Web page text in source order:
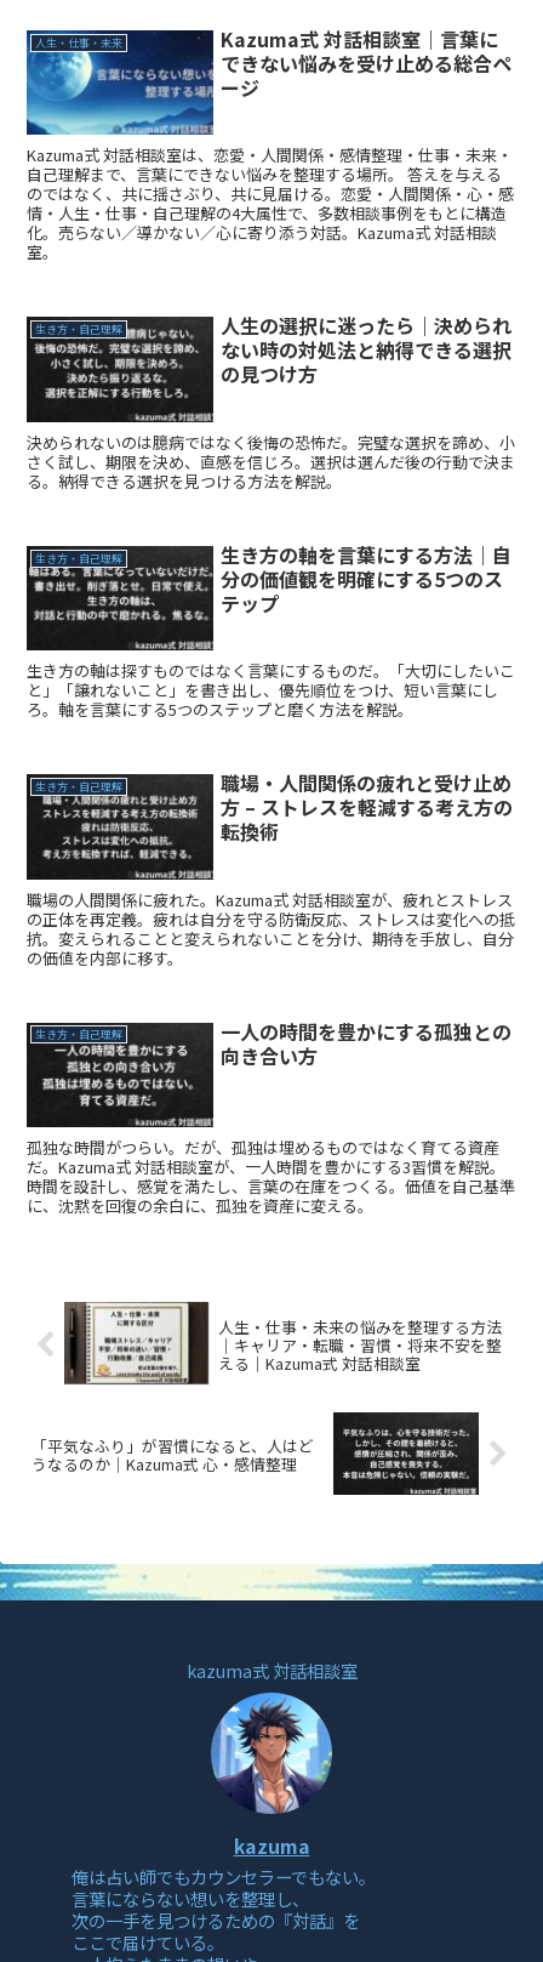
人生・仕事・未来
Kazuma式 対話相談室｜言葉に
できない悩みを受け止める総合ペ
ージ
Kazuma式 対話相談室は、恋愛・人間関係・感情整理・仕事・未来・
自己理解まで、言葉にできない悩みを整理する場所。 答えを与える
のではなく、共に揺さぶり、共に見届ける。恋愛・人間関係・心・感
情・人生・仕事・自己理解の4大属性で、多数相談事例をもとに構造
化。売らない／導かない／心に寄り添う対話。Kazuma式 対話相談
室。
生き方・自己理解
人生の選択に迷ったら｜決められ
ない時の対処法と納得できる選択
の見つけ方
決められないのは臆病ではなく後悔の恐怖だ。完璧な選択を諦め、小
さく試し、期限を決め、直感を信じろ。選択は選んだ後の行動で決ま
る。納得できる選択を見つける方法を解説。
生き方・自己理解
生き方の軸を言葉にする方法｜自
分の価値観を明確にする5つのス
テップ
生き方の軸は探すものではなく言葉にするものだ。「大切にしたいこ
と」「譲れないこと」を書き出し、優先順位をつけ、短い言葉にし
ろ。軸を言葉にする5つのステップと磨く方法を解説。
生き方・自己理解
職場・人間関係の疲れと受け止め
方 – ストレスを軽減する考え方の
転換術
職場の人間関係に疲れた。Kazuma式 対話相談室が、疲れとストレス
の正体を再定義。疲れは自分を守る防衛反応、ストレスは変化への抵
抗。変えられることと変えられないことを分け、期待を手放し、自分
の価値を内部に移す。
生き方・自己理解
一人の時間を豊かにする孤独との
向き合い方
孤独な時間がつらい。だが、孤独は埋めるものではなく育てる資産
だ。Kazuma式 対話相談室が、一人時間を豊かにする3習慣を解説。
時間を設計し、感覚を満たし、言葉の在庫をつくる。価値を自己基準
に、沈黙を回復の余白に、孤独を資産に変える。
人生・仕事・未来の悩みを整理する方法
｜キャリア・転職・習慣・将来不安を整
える｜Kazuma式 対話相談室
「平気なふり」が習慣になると、人はど
うなるのか｜Kazuma式 心・感情整理
kazuma式 対話相談室
kazuma
俺は占い師でもカウンセラーでもない。
言葉にならない想いを整理し、
次の一手を見つけるための『対話』を
ここで届けている。